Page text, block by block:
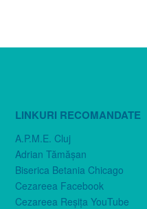
LINKURI RECOMANDATE
A.P.M.E. Cluj
Adrian Tămăşan
Biserica Betania Chicago
Cezareea Facebook
Cezareea Reşiţa YouTube